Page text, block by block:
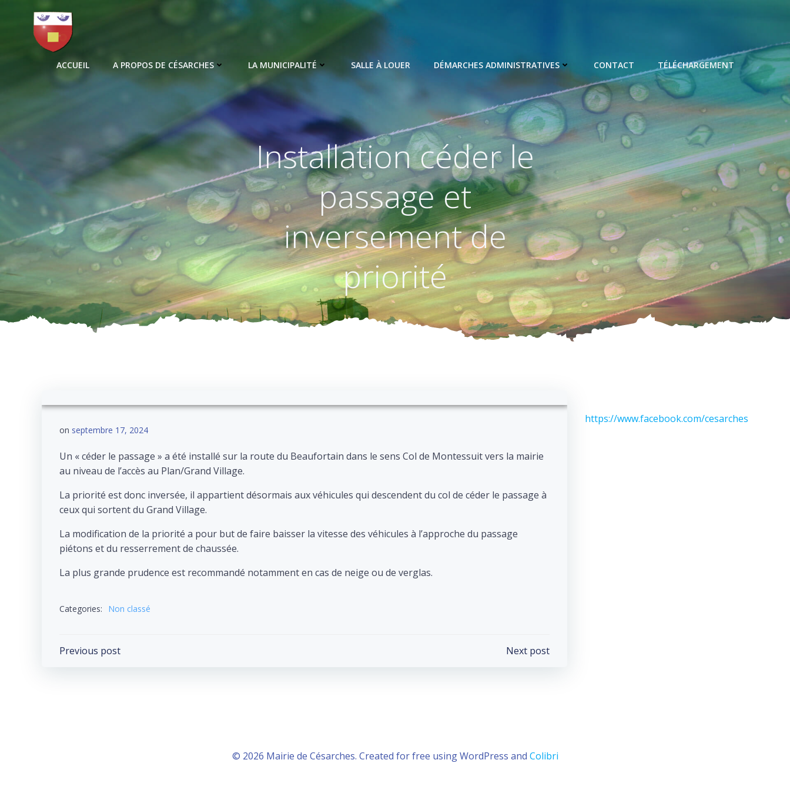
contenu
ACCUEIL A PROPOS DE CÉSARCHES LA MUNICIPALITÉ SALLE À LOUER DÉMARCHES ADMINISTRATIVES CONTACT TÉLÉCHARGEMENT
Installation céder le
passage et
inversement de
priorité
on septembre 17, 2024
Un « céder le passage » a été installé sur la route du Beaufortain dans le sens Col de Montessuit vers la mairie
au niveau de l’accès au Plan/Grand Village.
La priorité est donc inversée, il appartient désormais aux véhicules qui descendent du col de céder le passage à
ceux qui sortent du Grand Village.
La modification de la priorité a pour but de faire baisser la vitesse des véhicules à l’approche du passage
piétons et du resserrement de chaussée.
La plus grande prudence est recommandé notamment en cas de neige ou de verglas.
Categories: Non classé
Post
Previous post Next post
https://www.facebook.com/cesarches/
© 2026 Mairie de Césarches. Created for free using WordPress and Colibri